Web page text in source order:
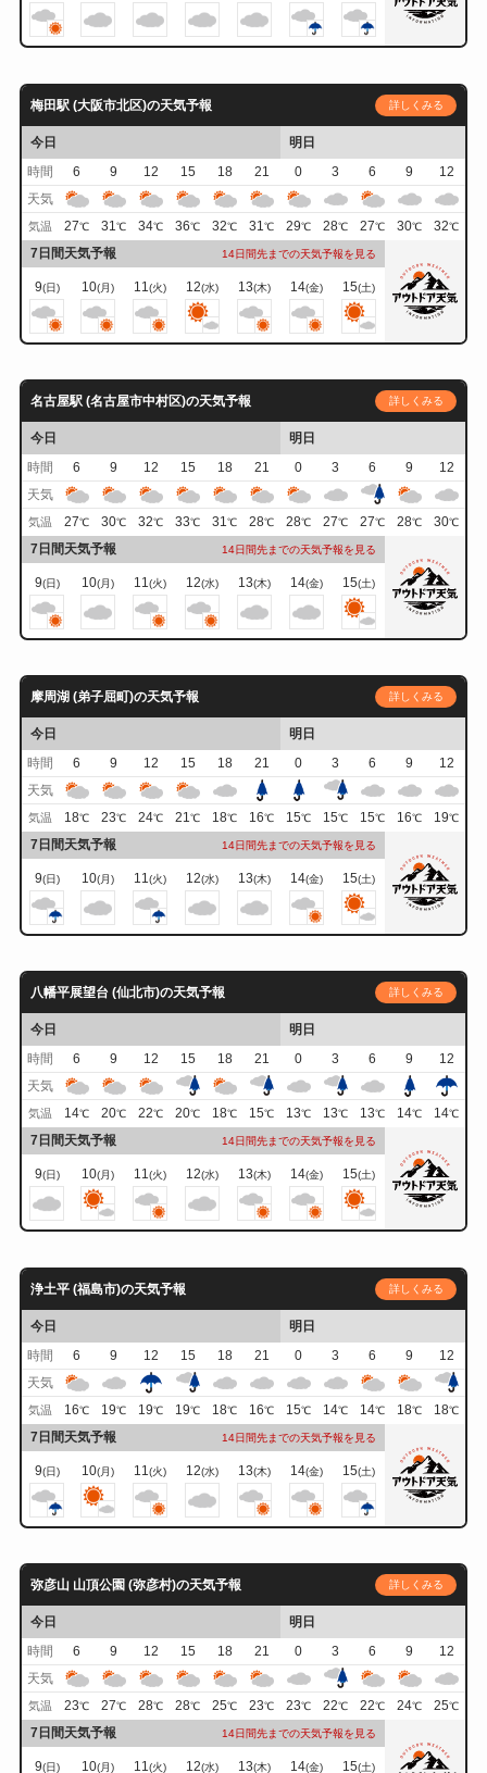
梅田駅 (大阪市北区)の天気予報 詳しくみる
今日
明日
時間
6 9 12 15 18 21 0 3 6 9
12
天気
気温 27℃ 31℃ 34℃ 36℃ 32℃ 31℃ 29℃ 28℃ 27℃ 30℃ 32℃
7日間天気予報 14日間先までの天気予報を見る
9(日) 10(月) 11 (火) 12(水) 13(木) 14(金) 15(土)
名古屋駅 (名古屋市中村区)の天気予報 詳しくみる
今日
明日
時間
6 9 12 15 18 21 0 3 6 9
12
天気
気温 27℃ 30℃ 32℃ 33℃ 31℃ 28℃ 28℃ 27℃ 27℃ 28℃ 30℃
7日間天気予報 14日間先までの天気予報を見る
9(日) 10(月) 11(火) 12(水) 13(木) 14(金) 15(土)
摩周湖 (弟子屈町)の天気予報 詳しくみる
今日
明日
時間
6 9 12 15 18 21 0 3 6 9
12
天気
気温 18℃ 23℃ 24℃ 21℃ 18℃ 16℃ 15℃ 15℃ 15℃ 16℃ 19℃
7日間天気予報 14日間先までの天気予報を見る
9(日) 10(月) 11(火) 12(水) 13(木) 14(金) 15(土)
八幡平展望台 (仙北市)の天気予報 詳しくみる
今日
明日
時間
6 9 12 15 18 21 0 3 6 9
12
天気
気温 14℃ 20℃ 22℃ 20℃ 18℃ 15℃ 13℃ 13℃ 13℃ 14℃ 14℃
7日間天気予報 14日間先までの天気予報を見る
9(日) 10(月) 11(火) 12(水) 13(木) 14(金) 15(土)
浄土平 (福島市)の天気予報 詳しくみる
今日
明日
時間
6 9 12 15 18 21 0 3 6 9
12
天気
気温 16℃ 19℃ 19℃ 19℃ 18℃ 16℃ 15℃ 14℃ 14℃ 18℃ 18℃
7日間天気予報 14日間先までの天気予報を見る
9(日) 10(月) 11 (火) 12(水) 13(木) 14(金) 15(土)
弥彦山 山頂公園 (弥彦村)の天気予報 詳しくみる
今日
明日
時間
6 9 12 15 18 21 0 3 6 9
12
天気
気温 23℃ 27℃ 28℃ 28℃ 25℃ 23℃ 23℃ 22℃ 22℃ 24℃ 25℃
7日間天気予報 14日間先までの天気予報を見る
9(日) 10(月) 11(火) 12(水) 13(木) 14(金) 15(土)